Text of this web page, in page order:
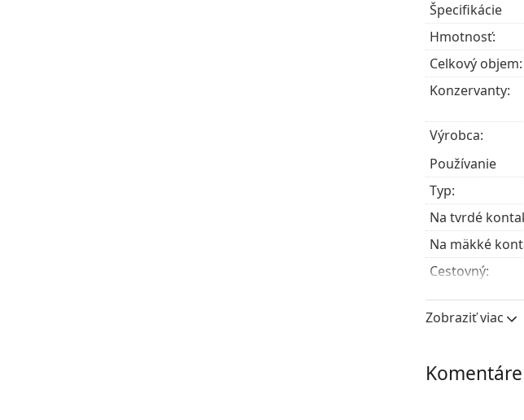
Špecifikácie
Hmotnosť:
Celkový objem:
Konzervanty:
Výrobca:
Používanie
Typ:
Na tvrdé
Na mäkké
Cestovný:
Expirácia:
Spotreba po
Puzdier v
Zobraziť viac